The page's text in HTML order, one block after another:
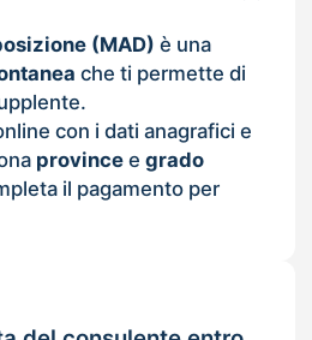
(MAD) è una
che ti permette di
con i dati anagrafici e
provincee grado
il pagamento per